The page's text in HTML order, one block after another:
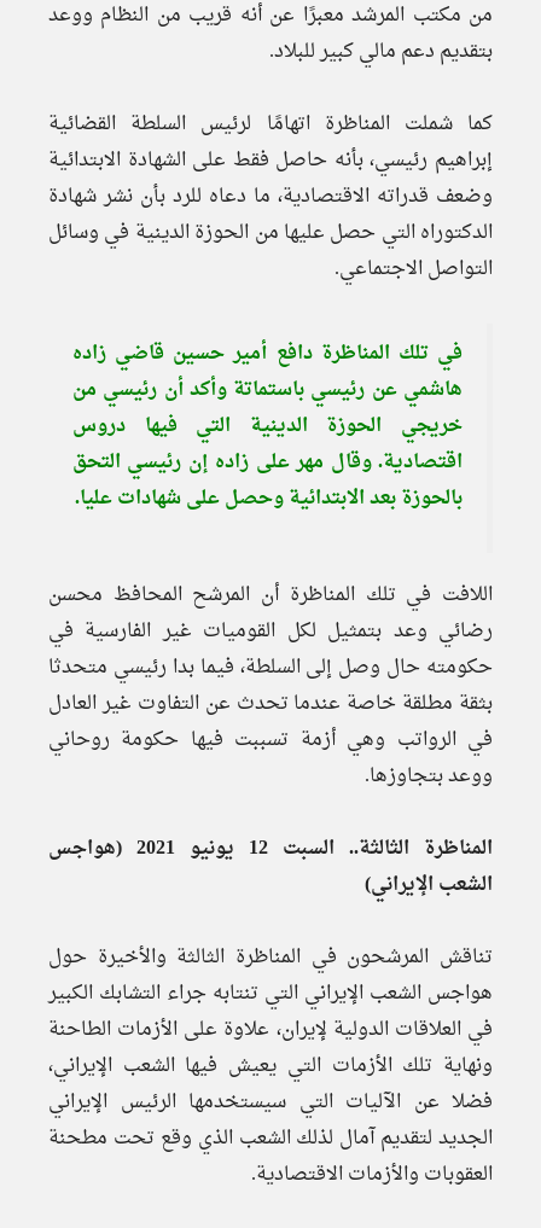
من مكتب المرشد معبرًا عن أنه قريب من النظام ووعد
بتقديم دعم مالي كبير للبلاد.
كما شملت المناظرة اتهامًا لرئيس السلطة القضائية
إبراهيم رئيسي، بأنه حاصل فقط على الشهادة الابتدائية
وضعف قدراته الاقتصادية، ما دعاه للرد بأن نشر شهادة
الدكتوراه التي حصل عليها من الحوزة الدينية في وسائل
التواصل الاجتماعي.
في تلك المناظرة دافع أمير حسين قاضي زاده
هاشمي عن رئيسي باستماتة وأكد أن رئيسي من
خريجي الحوزة الدينية التي فيها دروس
اقتصادية. وقال مهر على زاده إن رئيسي التحق
بالحوزة بعد الابتدائية وحصل على شهادات عليا.
اللافت في تلك المناظرة أن المرشح المحافظ محسن
رضائي وعد بتمثيل لكل القوميات غير الفارسية في
حكومته حال وصل إلى السلطة، فيما بدا رئيسي متحدثا
بثقة مطلقة خاصة عندما تحدث عن التفاوت غير العادل
في الرواتب وهي أزمة تسببت فيها حكومة روحاني
ووعد بتجاوزها.
المناظرة الثالثة.. السبت 12 يونيو 2021 (هواجس
الشعب الإيراني)
تناقش المرشحون في المناظرة الثالثة والأخيرة حول
هواجس الشعب الإيراني التي تنتابه جراء التشابك الكبير
في العلاقات الدولية لإيران، علاوة على الأزمات الطاحنة
ونهاية تلك الأزمات التي يعيش فيها الشعب الإيراني،
فضلا عن الآليات التي سيستخدمها الرئيس الإيراني
الجديد لتقديم آمال لذلك الشعب الذي وقع تحت مطحنة
العقوبات والأزمات الاقتصادية.